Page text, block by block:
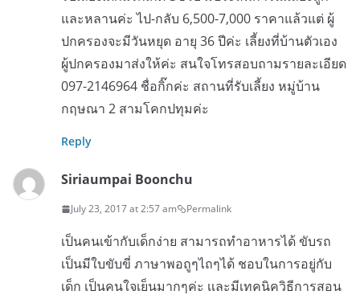
และหลานค่ะ ไป-กลับ 6,500-7,000 ราคาแล้วแต่ ผู้
ปกครองจะมีวันหยุด อายุ 36 ปีค่ะ เลี้ยงที่บ้านตัวเอง
ผู้ปกครองมาส่งให้ค่ะ สนใจโทรสอบถามรายละเอียด
097-2146964 ชื่อกิ๊กค่ะ สถานที่รับเลี้ยง หมู่บ้าน
กฤษณา 2 สามโคกปทุมค่ะ
Reply
Siriaumpai Boonchu
July 23, 2017 at 2:57 am Permalink
เป็นคนเข้ากับเด็กง่าย สามารถทำอาหารได้ ขับรถ
เป็นมีใบขับขี่ ภาษาพอถูๆไถๆได้ ชอบในการอยู่กับ
เด็ก เป็นคนใจเย็นมากๆค่ะ เเละมีเทคนิควิธีการสอน